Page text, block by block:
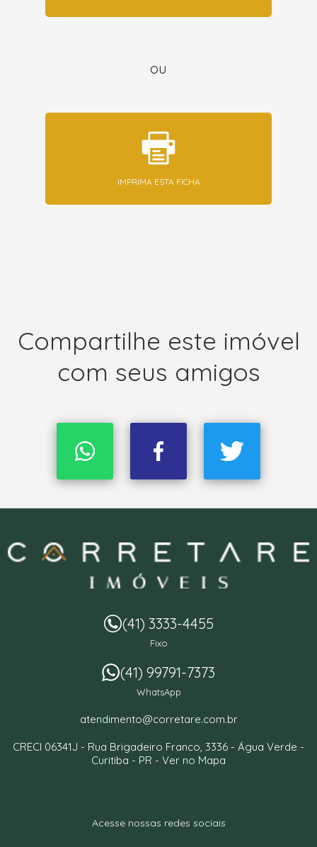
ou
IMPRIMA ESTA FICHA
Compartilhe este imóvel
com seus amigos
(41) 3333-4455
Fixo
(41) 99791-7373
WhatsApp
atendimento@corretare.com.br
CRECI 06341J - Rua Brigadeiro Franco, 3336 - Água Verde -
Curitiba - PR - Ver no Mapa
Acesse nossas redes sociais